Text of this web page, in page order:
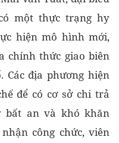
một thực trạng hy
hiện mô hình mới,
chính thức giao biên
Các địa phương hiện
để có cơ sở chi trả
bất an và khó khăn
công chức, viên